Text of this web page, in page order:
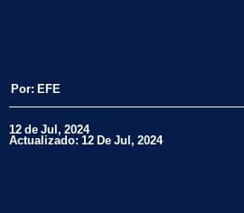
Por: EFE
12 de Jul, 2024
Actualizado: 12 De Jul, 2024